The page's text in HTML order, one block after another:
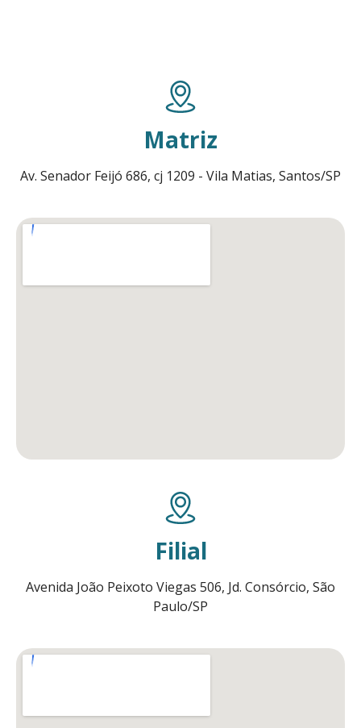
Matriz
Av. Senador Feijó 686, cj 1209 - Vila Matias, Santos/SP
Filial
Avenida João Peixoto Viegas 506, Jd. Consórcio, São
Paulo/SP